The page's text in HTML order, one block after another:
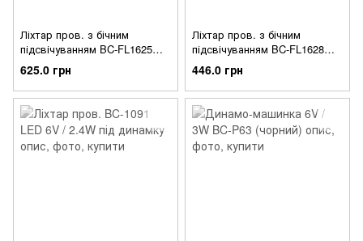
Ліхтар пров. з бічним
підсвічуванням BC-FL1625
300лм харчування Li-on
1200mAh з ел дзвінком USB
Pl
625.0 грн
Ліхтар пров. з бічним
підсвічуванням BC-FL1628
LED CREE XPG харчування
Li-on 1200mAh USB Pl
446.0 грн